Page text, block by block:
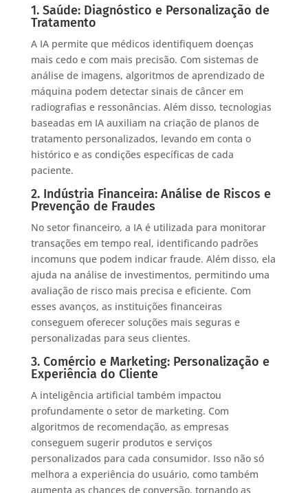
1. Saúde: Diagnóstico e Personalização de
Tratamento
A IA permite que médicos identifiquem doenças
mais cedo e com mais precisão. Com sistemas de
análise de imagens, algoritmos de aprendizado de
máquina podem detectar sinais de câncer em
radiografias e ressonâncias. Além disso, tecnologias
baseadas em IA auxiliam na criação de planos de
tratamento personalizados, levando em conta o
histórico e as condições específicas de cada
paciente.
2. Indústria Financeira: Análise de Riscos e
Prevenção de Fraudes
No setor financeiro, a IA é utilizada para monitorar
transações em tempo real, identificando padrões
incomuns que podem indicar fraude. Além disso, ela
ajuda na análise de investimentos, permitindo uma
avaliação de risco mais precisa e eficiente. Com
esses avanços, as instituições financeiras
conseguem oferecer soluções mais seguras e
personalizadas para seus clientes.
3. Comércio e Marketing: Personalização e
Experiência do Cliente
A inteligência artificial também impactou
profundamente o setor de marketing. Com
algoritmos de recomendação, as empresas
conseguem sugerir produtos e serviços
personalizados para cada consumidor. Isso não só
melhora a experiência do usuário, como também
aumenta as chances de conversão, tornando as